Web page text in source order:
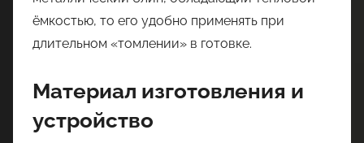
ёмкостью, то его удобно применять при
длительном «томлении» в готовке.
Материал изготовления и
устройство